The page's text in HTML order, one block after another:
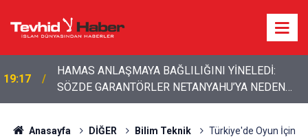
HAMAS ANLAŞMAYA BAĞLILIĞINI YİNELEDİ:
SÖZDE GARANTÖRLER NETANYAHU’YA NEDEN
DUR DİYEMİYOR?
16:49
SÖZDE GARANTÖRLER NE İŞE YARIYOR?
NETANYAHU ATEŞKESİ TANIMIYOR, GAZZE’DE
İHLALLER SÜRÜYOR
Anasayfa DİĞER Bilim Teknik
Türkiye'de Oyun İçin